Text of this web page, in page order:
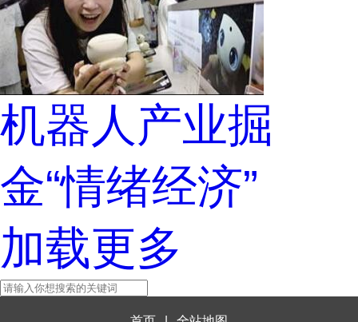
机器人产业掘
金“情绪经济”
加载更多